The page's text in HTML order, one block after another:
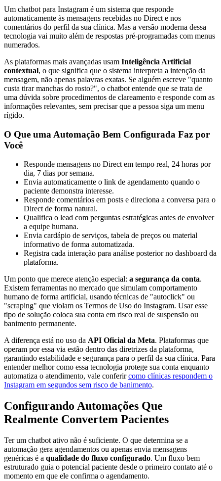
Um chatbot para Instagram é um sistema que responde
automaticamente às mensagens recebidas no Direct e nos
comentários do perfil da sua clínica. Mas a versão moderna dessa
tecnologia vai muito além de respostas pré-programadas com menus
numerados.
As plataformas mais avançadas usam Inteligência Artificial
contextual, o que significa que o sistema interpreta a intenção da
mensagem, não apenas palavras exatas. Se alguém escreve "quanto
custa tirar manchas do rosto?", o chatbot entende que se trata de
uma dúvida sobre procedimentos de clareamento e responde com as
informações relevantes, sem precisar que a pessoa siga um menu
rígido.
O Que uma Automação Bem Configurada Faz por
Você
Responde mensagens no Direct em tempo real, 24 horas por
dia, 7 dias por semana.
Envia automaticamente o link de agendamento quando o
paciente demonstra interesse.
Responde comentários em posts e direciona a conversa para o
Direct de forma natural.
Qualifica o lead com perguntas estratégicas antes de envolver
a equipe humana.
Envia cardápio de serviços, tabela de preços ou material
informativo de forma automatizada.
Registra cada interação para análise posterior no dashboard da
plataforma.
Um ponto que merece atenção especial: a segurança da conta.
Existem ferramentas no mercado que simulam comportamento
humano de forma artificial, usando técnicas de "autoclick" ou
"scraping" que violam os Termos de Uso do Instagram. Usar esse
tipo de solução coloca sua conta em risco real de suspensão ou
banimento permanente.
A diferença está no uso da API Oficial da Meta. Plataformas que
operam por essa via estão dentro das diretrizes da plataforma,
garantindo estabilidade e segurança para o perfil da sua clínica. Para
entender melhor como essa tecnologia protege sua conta enquanto
automatiza o atendimento, vale conferircomo clínicas respondem o
Instagram em segundos sem risco de banimento.
Configurando Automações Que
Realmente Convertem Pacientes
Ter um chatbot ativo não é suficiente. O que determina se a
automação gera agendamentos ou apenas envia mensagens
genéricas é a qualidade do fluxo configurado. Um fluxo bem
estruturado guia o potencial paciente desde o primeiro contato até o
momento em que ele confirma o agendamento.